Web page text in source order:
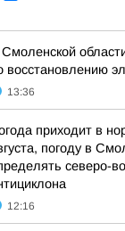
восстановлению
13:36
приходит в
погоду в
северо-
12:16